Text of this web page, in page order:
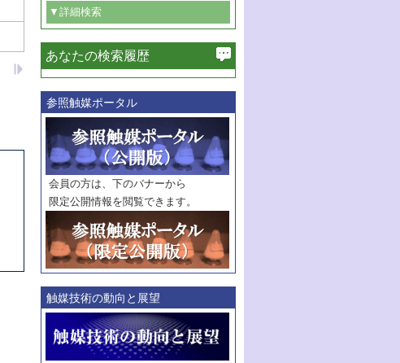
▼詳細検索
必ず含む
巻・号指定
巻
号
範囲指定
巻
号～
巻
号
触媒年鑑
年度
記事種別
マーク：
マークあり
あなたの検索履歴
参照触媒ポータル
会員の方は、下のバナーから
限定公開情報を閲覧できます。
触媒技術の動向と展望